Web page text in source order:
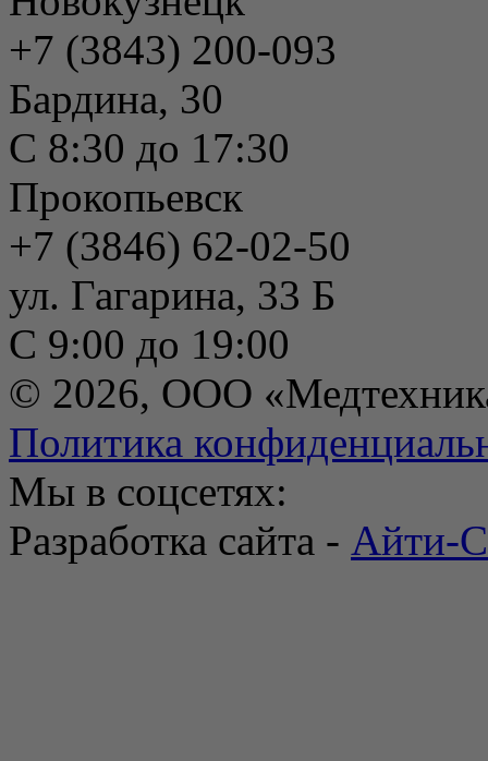
+7 (3843) 200-093
Бардина, 30
С 8:30 до 17:30
Прокопьевск
+7 (3846) 62-02-50
ул. Гагарина, 33 Б
С 9:00 до 19:00
© 2026, ООО
Политика
Мы в соцсетях:
Разработка сайта - Айти-